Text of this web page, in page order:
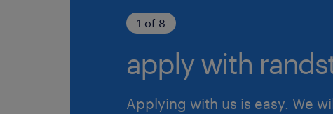
1 of 8
apply with
Applying with us is easy. We